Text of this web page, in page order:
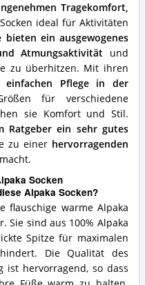
Tragekomfort,
ideal für Aktivitäten
bieten ein ausgewogenes
Atmungsaktivität und
zu überhitzen. Mit ihren
einfachen Pflege in der
für verschiedene
sie Komfort und Stil.
Ratgeber ein sehr gutes
zu einer hervorragenden
Socken
Alpaka Socken?
flauschige warme Alpaka
Sie sind aus 100% Alpaka
Spitze für maximalen
Die Qualität des
ist hervorragend, so dass